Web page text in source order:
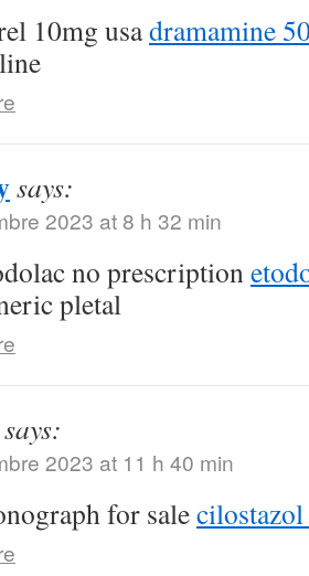
10mg usadramamine
says:
2023 at 8 h 32 min
no prescription
pletal
says:
2023 at 11 h 40 min
for sale